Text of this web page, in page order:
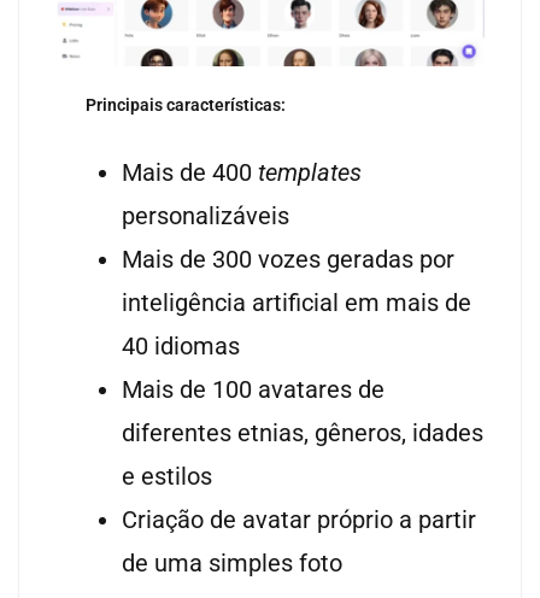
Principais características:
Mais de 400 templates
personalizáveis
Mais de 300 vozes geradas por
inteligência artificial em mais de
40 idiomas
Mais de 100 avatares de
diferentes etnias, gêneros, idades
e estilos
Criação de avatar próprio a partir
de uma simples foto